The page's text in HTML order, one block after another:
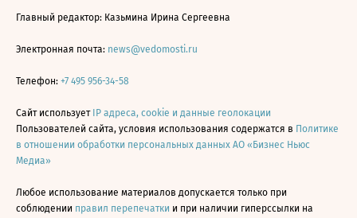
Главный редактор: Казьмина Ирина Сергеевна
Электронная почта: news@vedomosti.ru
Телефон: +7 495 956-34-58
Сайт использует IP адреса, cookie и данные геолокации
Пользователей сайта, условия использования содержатся в Политике
в отношении обработки персональных данных АО «Бизнес Ньюс
Медиа»
Любое использование материалов допускается только при
соблюдении правил перепечатки и при наличии гиперссылки на